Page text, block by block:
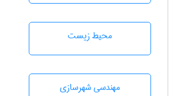
محيط زيست
مهندسی شهرسازی